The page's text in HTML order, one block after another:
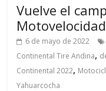
Vuelve el
6 de mayo de 2022
Continental Tire Andina,
Continental 2022,
Yahuarcocha